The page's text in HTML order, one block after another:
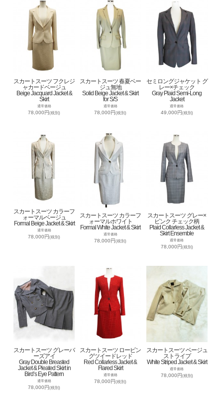
スカートスーツ フクレジ
ャカードベージュ
Beige Jacquard Jacket &
Skirt
通常価格
78,000円(税別)
スカートスーツ 春夏ベー
ジュ無地
Solid Beige Jacket & Skirt
for S/S
通常価格
78,000円(税別)
セミロングジャケット グ
レー×チェック
Gray Plaid Semi-Long
Jacket
通常価格
49,000円(税別)
スカートスーツ カラーフ
ォーマルベージュ
Formal Beige Jacket & Skirt
通常価格
78,000円(税別)
スカートスーツ カラーフ
ォーマルホワイト
Formal White Jacket & Skirt
通常価格
78,000円(税別)
スカートスーツ グレー×
ピンク チェック柄
Plaid Collarless Jacket &
Skirt Ensemble
通常価格
78,000円 (税別)
スカートスーツ グレーバ
ーズアイ
Gray Double Breasted
Jacket & Pleated Skirt in
Bird’s Eye Pattern
通常価格
78,000円(税別)
スカートスーツ ロービン
グツイードレッド
Red Collarless Jacket &
Flared Skirt
通常価格
78,000円(税別)
スカートスーツ ベージュ
ストライプ
White Striped Jacket & Skirt
通常価格
78,000円 (税別)